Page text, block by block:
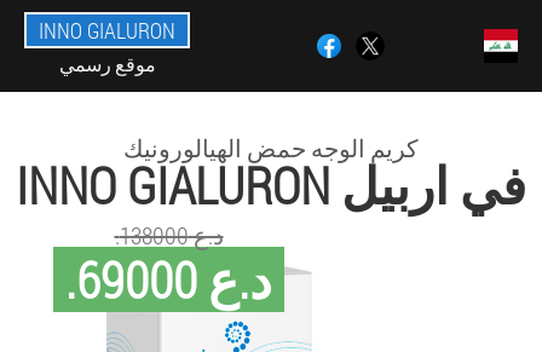
INNO GIALURON
موقع رسمي
كريم الوجه حمض الهيالورونيك
INNO GIALURON في اربيل
.د.ع 69000
.د.ع 138000